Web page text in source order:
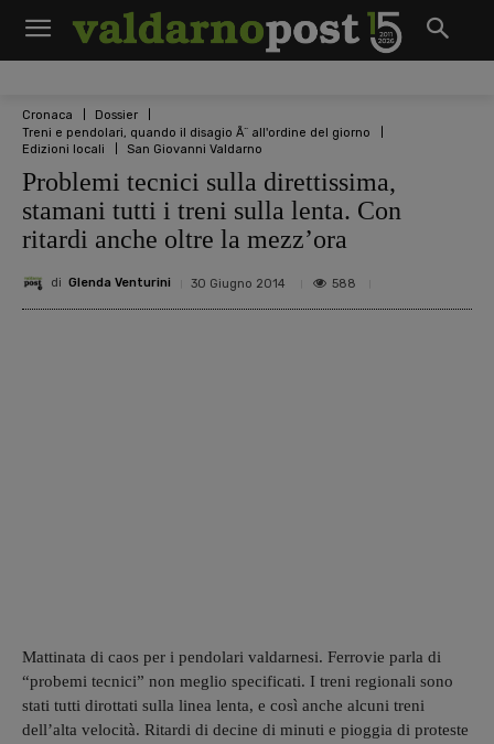
Cronaca
Dossier
Treni e pendolari, quando il disagio Ã¨ all'ordine del giorno
Edizioni locali
San Giovanni Valdarno
Problemi tecnici sulla direttissima,
stamani tutti i treni sulla lenta. Con
ritardi anche oltre la mezz’ora
di Glenda Venturini 30 Giugno 2014 588
Mattinata di caos per i pendolari valdarnesi. Ferrovie parla di
“probemi tecnici” non meglio specificati. I treni regionali sono
stati tutti dirottati sulla linea lenta, e così anche alcuni treni
dell’alta velocità. Ritardi di decine di minuti e pioggia di proteste